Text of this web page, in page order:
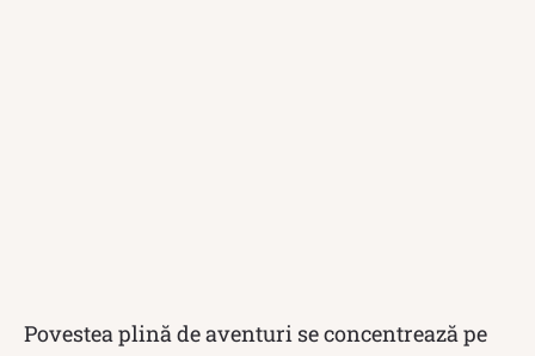
Povestea plină de aventuri se concentrează pe